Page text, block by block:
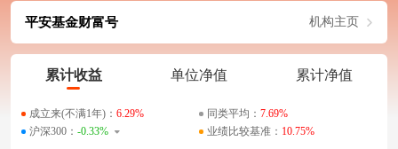
平安基金财富号 机构主页
累计收益 单位净值 累计净值
成立来(不满1年)： 6.29% 同类平均： 7.69%
沪深300： -0.33% 业绩比较基准： 10.75%